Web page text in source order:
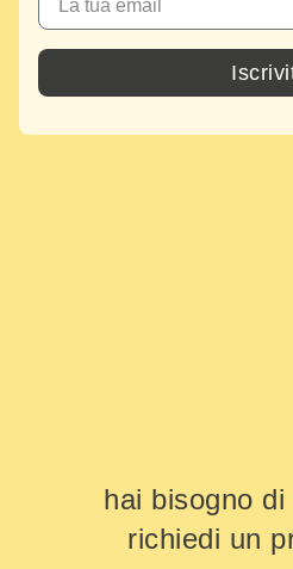
hai bisogno
richiedi un